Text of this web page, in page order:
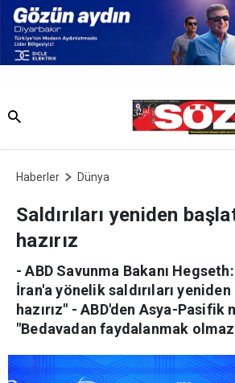
Haberler Dünya
Saldırıları yeniden
- ABD Savunma Bakanı Hegseth:
İran'a yönelik saldırıları yeniden
hazırız" - ABD'den Asya-Pasifik
"Bedavadan faydalanmak olmaz"